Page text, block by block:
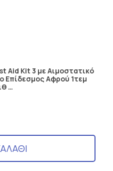
Aid Kit 3 με Αιμοστατικό
Επίδεσμος Αφρού 1τεμ
…